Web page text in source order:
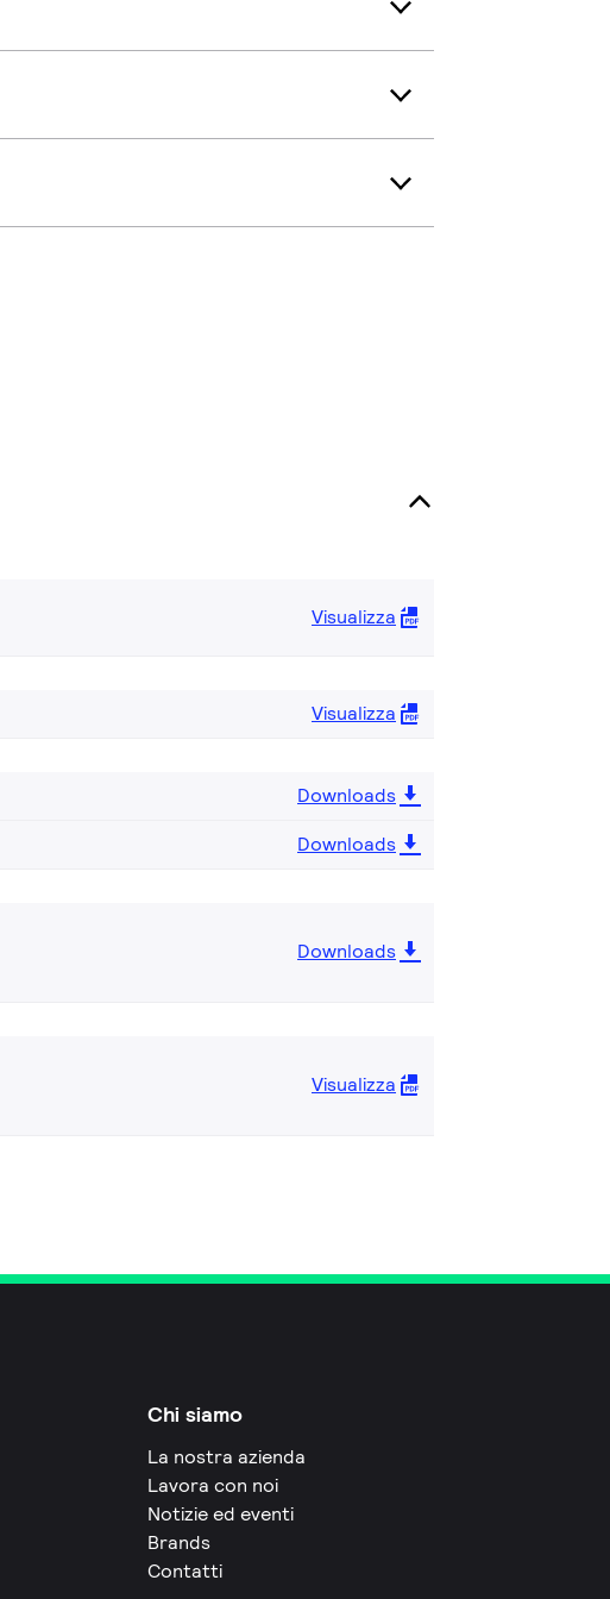
Visualizza
Visualizza
Downloads
Downloads
Downloads
Visualizza
Chi siamo
La nostra azienda
Lavora con noi
Notizie ed eventi
Brands
Contatti